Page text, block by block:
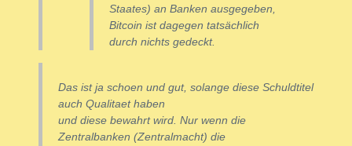
Staates) an Banken ausgegeben,
Bitcoin ist dagegen tatsächlich
durch nichts gedeckt.
Das ist ja schoen und gut, solange diese Schuldtitel
auch Qualitaet haben
und diese bewahrt wird. Nur wenn die
Zentralbanken (Zentralmacht) die